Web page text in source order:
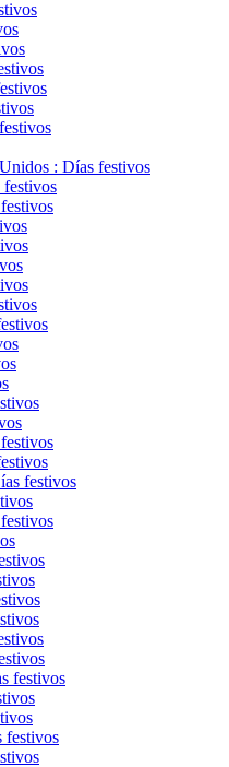
: Días festivos
festivos
festivos
festivos